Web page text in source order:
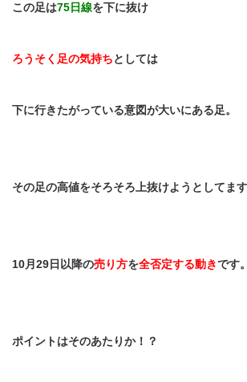
この足は75日線を下に抜け
ろうそく足の気持ちとしては
下に行きたがっている意図が大いにある足。
その足の高値をそろそろ上抜けようとしてます
10月 29日以降の売り方を全否定する動きです。
ポイントはそのあたりか！？